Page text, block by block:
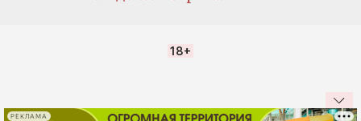
18+
РЕКЛАМА